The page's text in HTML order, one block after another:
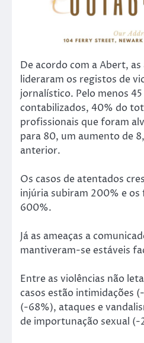
De acordo com a Abert,
lideraram os registos de
jornalístico. Pelo menos
contabilizados, 40% do
profissionais que foram
para 80, um aumento de
anterior.
Os casos de atentados
injúria subiram 200% e
600%.
Já as ameaças a
mantiveram-se estáveis
Entre as violências não
casos estão intimidações
(-68%), ataques e
de importunação sexual (-